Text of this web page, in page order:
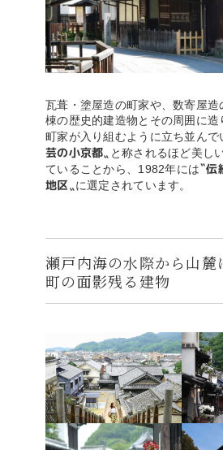
瓦葺・塗屋造の町家や、数寄屋造
棟の歴史的建造物とその周囲に造
町家が入り組むように立ち並んで
芸の小京都〟 と称されるほど美し
ていることから、1982年には〝
地区〟に選定されています。
瀬戸内海の水際から山麓
町の面影残る建物